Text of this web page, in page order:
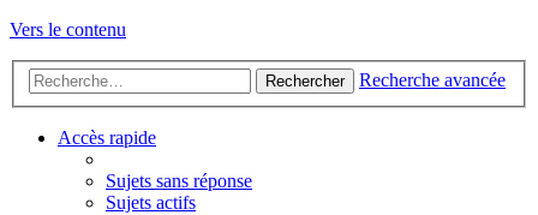
Vers le contenu
Rechercher Recherche avancée
Accès rapide
Sujets sans réponse
Sujets actifs